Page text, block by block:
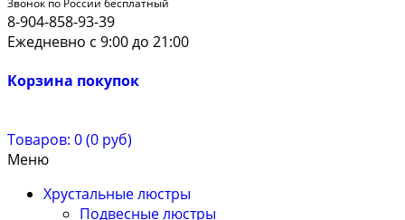
8-904-858-93-39
Ежедневно с 9:00 до 21:00
Корзина покупок
Товаров: 0 (0 руб)
Меню
Хрустальные люстры
Подвесные люстры